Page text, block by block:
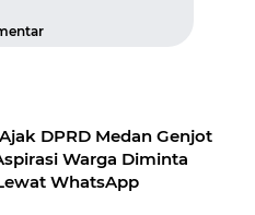
DPRD Medan Genjot
Warga Diminta
WhatsApp